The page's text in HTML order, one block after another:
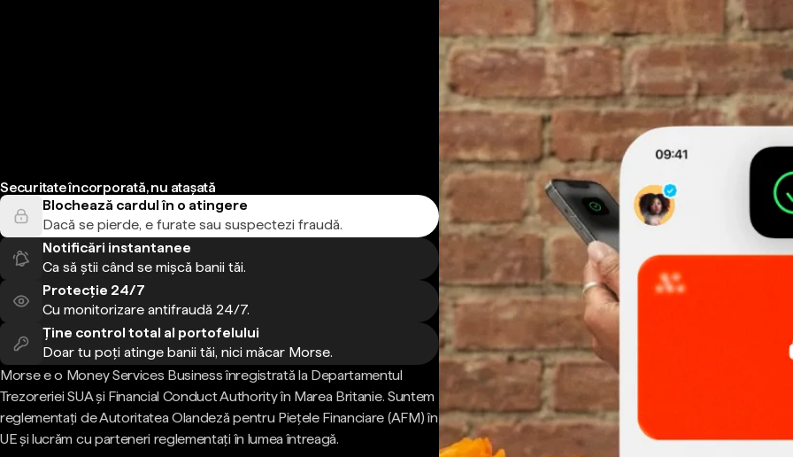
Securitate încorporată, nu atașată
Blochează cardul în o atingere
Dacă se pierde, e furate sau suspectezi fraudă.
Notificări instantanee
Ca să știi când se mișcă banii tăi.
Protecție 24/7
Cu monitorizare antifraudă 24/7.
Ține control total al portofelului
Doar tu poți atinge banii tăi, nici măcar Morse.
Morse e o Money Services Business înregistrată la Departamentul
Trezoreriei SUA și Financial Conduct Authority în Marea Britanie. Suntem
reglementați de Autoritatea Olandeză pentru Piețele Financiare (AFM) în
UE și lucrăm cu parteneri reglementați în lumea întreagă.